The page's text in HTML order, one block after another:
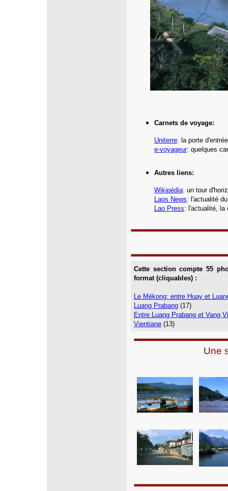
Carnets de voyage:
Uniterre: la porte
e-voyageur: quelques
Autres liens:
Wikipédia: un tour
Laos News: l'actualité
Lao Press: l'actualité, la
Cette section compte 55
format (cliquables) :
Le Mékong: entre Huay et
Luang Prabang (17)
Entre Luang Prabang et Vang
Vientiane (13)
Une